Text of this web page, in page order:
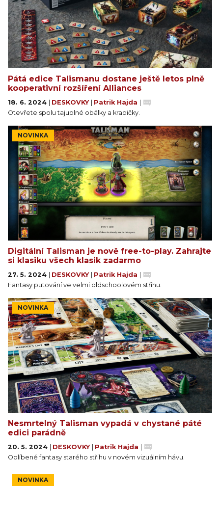
ropuchy, 6 žetonů ropuchy, 114 obecných žetonů,
38 žetonů osudu, 12 žetonů vyrovnání, 30 mincí, 3
šestistranné kostky a přehlednou knihu pravidel.
Pátá edice Talismanu dostane ještě letos plně
kooperativní rozšíření Alliances
18. 6. 2024 DESKOVKY Patrik Hajda
Otevřete spolu tajuplné obálky a krabičky.
NOVINKA
Digitální Talisman je nově free-to-play. Zahrajte
si klasiku všech klasik zadarmo
27. 5. 2024 DESKOVKY Patrik Hajda
Fantasy putování ve velmi oldschoolovém střihu.
NOVINKA
Nesmrtelný Talisman vypadá v chystané páté
edici parádně
20. 5. 2024 DESKOVKY Patrik Hajda
Oblíbené fantasy starého střihu v novém vizuálním hávu.
NOVINKA